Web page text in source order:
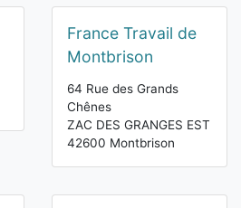
France Travail de
Montbrison
64 Rue des Grands
Chênes
ZAC DES GRANGES EST
42600 Montbrison